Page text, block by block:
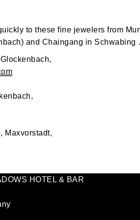
to these fine jewelers from
and Chaingang in
Maxvorstadt,
HOTEL & BAR